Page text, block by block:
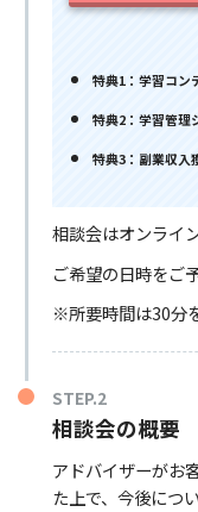
特典1：学習コン
特典2：学習管理
特典3：副業収入
相談会はオンライ
ご希望の日時をご
※所要時間は30分
STEP.2
相談会の概要
アドバイザーがお
た上で、今後につ